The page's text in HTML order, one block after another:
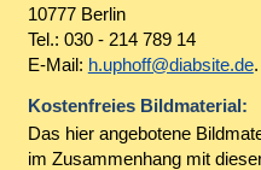
10777 Berlin
Tel.: 030 - 214 789 14
E-Mail: h.uphoff@diabsite.de.
Kostenfreies Bildmaterial:
Das hier angebotene
im Zusammenhang mit